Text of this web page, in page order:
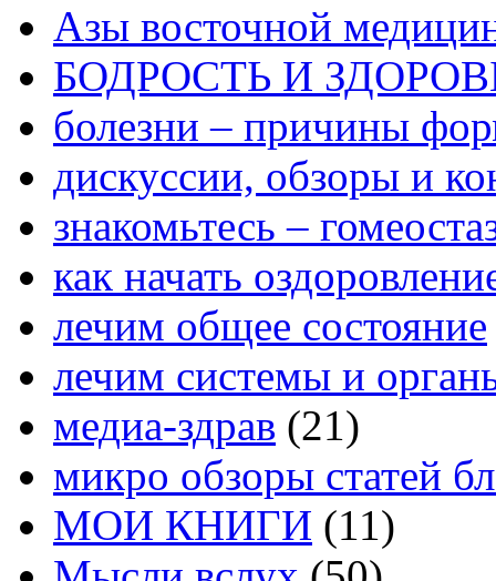
Азы восточной
БОДРОСТЬ И
болезни – причины
дискуссии, обзоры и
знакомьтесь –
как начать
лечим общее состояние
лечим системы и
медиа-здрав (21)
микро обзоры статей
МОИ КНИГИ (11)